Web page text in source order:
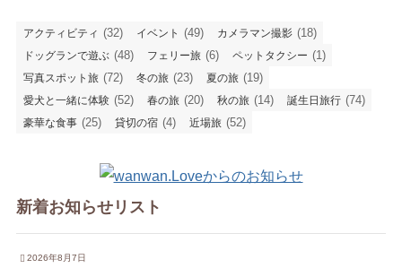
アクティビティ (32) イベント (49) カメラマン撮影 (18)
ドッグランで遊ぶ (48) フェリー旅 (6) ペットタクシー (1)
写真スポット旅 (72) 冬の旅 (23) 夏の旅 (19)
愛犬と一緒に体験 (52) 春の旅 (20) 秋の旅 (14) 誕生日旅行 (74)
豪華な食事 (25) 貸切の宿 (4) 近場旅 (52)
新着お知らせリスト
2026年8月7日